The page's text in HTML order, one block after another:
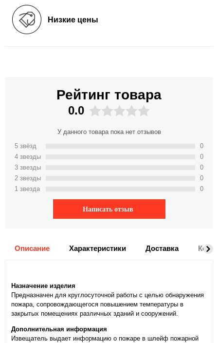
Низкие цены
Рейтинг товара
0.0
У данного товара пока нет отзывов
5 звёзд
4 звeзды
3 звeзды
2 звeзды
1 звeзда
0
0
0
0
0
Написать отзыв
Описание Характеристики Доставка
Назначение изделия
Предназначен для круглосуточной работы с целью обнаружения
пожара, сопровождающегося повышением температуры в
закрытых помещениях различных зданий и сооружений.
Дополнительная информация
Извещатель выдает информацию о пожаре в шлейф пожарной